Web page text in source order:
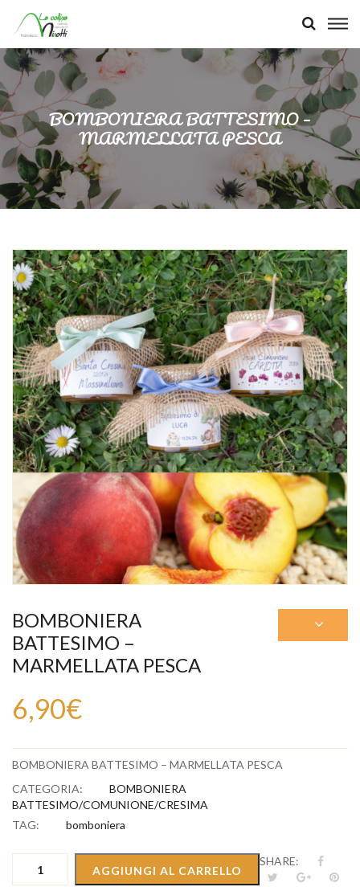
BOMBONIERA BATTESIMO –
MARMELLATA PESCA
BOMBONIERA
BATTESIMO –
MARMELLATA PESCA
6,90€
BOMBONIERA BATTESIMO – MARMELLATA PESCA
CATEGORIA:
BOMBONIERA
BATTESIMO/COMUNIONE/CRESIMA
TAG:
bomboniera
BATTESIMO
AGGIUNGI AL CARRELLO
SHARE: